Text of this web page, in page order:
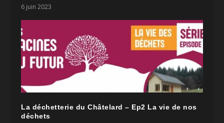
6 juin 2023
La déchetterie du Châtelard – Ep2 La vie de nos
déchets